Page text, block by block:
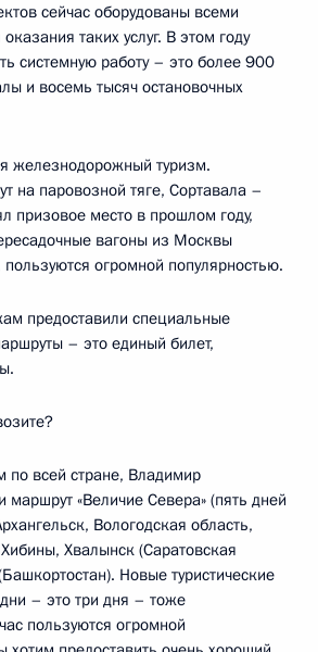
сейчас оборудованы всеми
таких услуг. В этом году
системную работу – это более 900
и восемь тысяч остановочных
железнодорожный туризм.
на паровозной тяге, Сортавала –
призовое место в прошлом году,
вагоны из Москвы
пользуются огромной популярностью.
предоставили специальные
– это единый билет,
по всей стране, Владимир
маршрут «Величие Севера» (пять дней
Вологодская область,
Хвалынск (Саратовская
Новые туристические
– это три дня – тоже
пользуются огромной